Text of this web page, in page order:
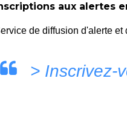
aux alertes
de diffusion d'alerte
> Inscrivez-